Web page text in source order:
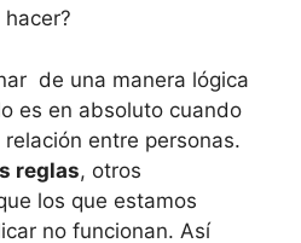
de una manera lógica
es en absoluto cuando
entre personas.
reglas, otros
los que estamos
no funcionan. Así